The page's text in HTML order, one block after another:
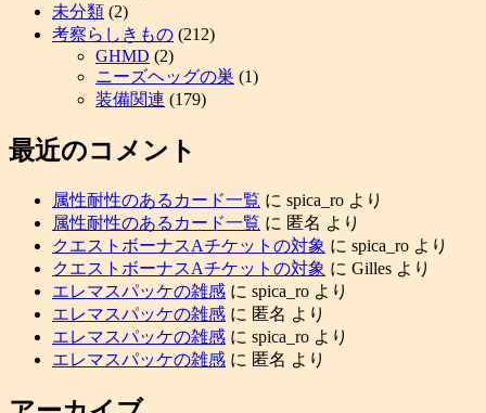
未分類 (2)
考察らしきもの (212)
GHMD (2)
ニーズヘッグの巣 (1)
装備関連 (179)
最近のコメント
属性耐性のあるカード一覧 に spica_ro より
属性耐性のあるカード一覧 に 匿名 より
クエストボーナスAチケットの対象 に spica_ro より
クエストボーナスAチケットの対象 に Gilles より
エレマスパッケの雑感 に spica_ro より
エレマスパッケの雑感 に 匿名 より
エレマスパッケの雑感 に spica_ro より
エレマスパッケの雑感 に 匿名 より